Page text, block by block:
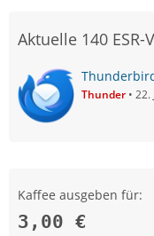
Aktuelle 140 ESR-
Thunder 22.
Kaffee ausgeben für:
3,00 €